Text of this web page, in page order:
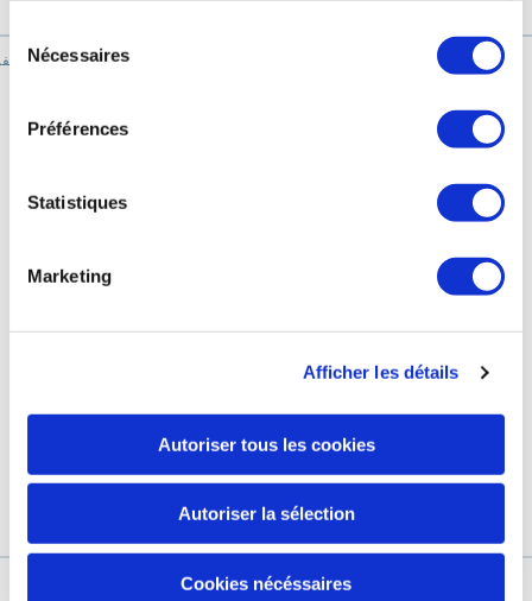
Sélection
Nécessaires
Préférences
Statistiques
Marketing
Afficher les détails
Autoriser tous les cookies
Autoriser la sélection
Cookies nécéssaires
يورياج "جبال الألب
التزاماتنا
محطة العلاج الحراري
صفحة الفيسبوك الخاصة بنا
كوني أوّل من يتوصّل بآخرالمستجدّات والأخبار والعروض الحصرية.
عنوانك الإلكتروني
من خلال التأكد من تسجيلي ، فأنا أفوض يورياج لاستخدام عنوان بريدي